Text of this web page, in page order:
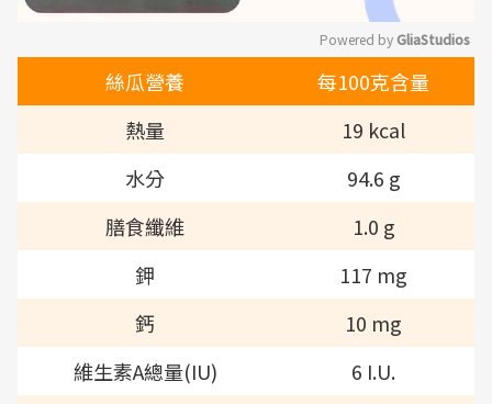
Mute
Powered by GliaStudios
絲瓜營養
每100克含量
熱量
19 kcal
水分
94.6 g
膳食纖維
1.0 g
鉀
117 mg
鈣
10 mg
維生素A總量(IU)
6 I.U.